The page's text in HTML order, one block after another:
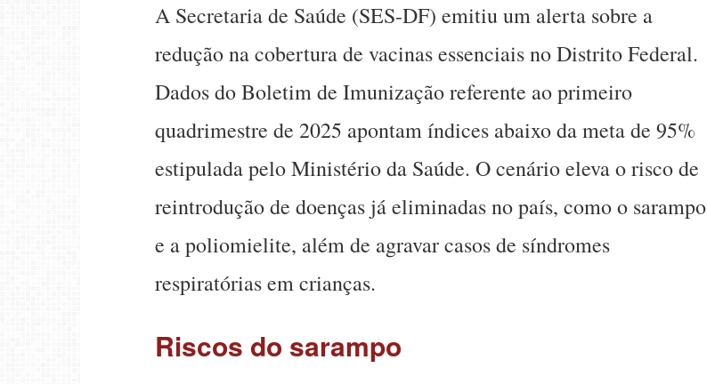
A Secretaria de Saúde (SES-DF) emitiu um alerta sobre a
redução na cobertura de vacinas essenciais no Distrito Federal.
Dados do Boletim de Imunização referente ao primeiro
quadrimestre de 2025 apontam índices abaixo da meta de 95%
estipulada pelo Ministério da Saúde. O cenário eleva o risco de
reintrodução de doenças já eliminadas no país, como o sarampo
e a poliomielite, além de agravar casos de síndromes
respiratórias em crianças.
Riscos do sarampo